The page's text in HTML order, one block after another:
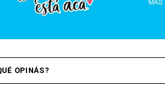
OPINÁS?